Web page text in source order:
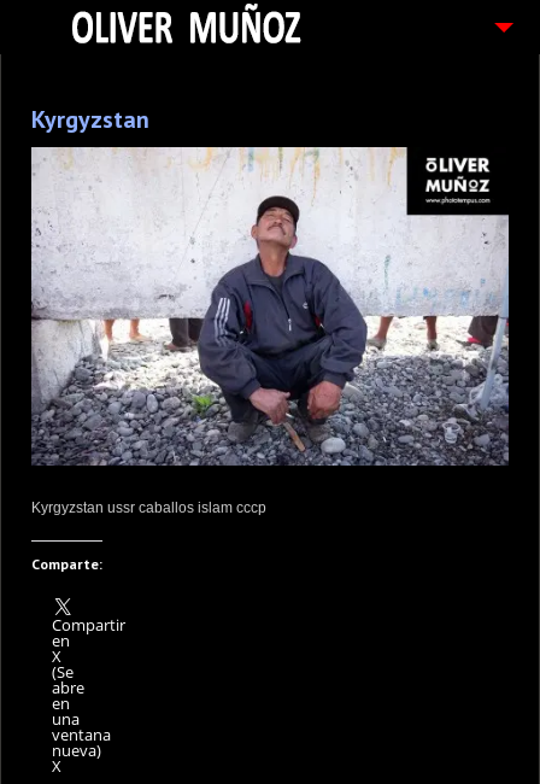
FOTOGRAFIAS
CONTACTO
PEDIDOS
Kyrgyzstan
Kyrgyzstan ussr caballos islam cccp
Comparte:
Compartir
en
X
(Se
abre
en
una
ventana
nueva)
X